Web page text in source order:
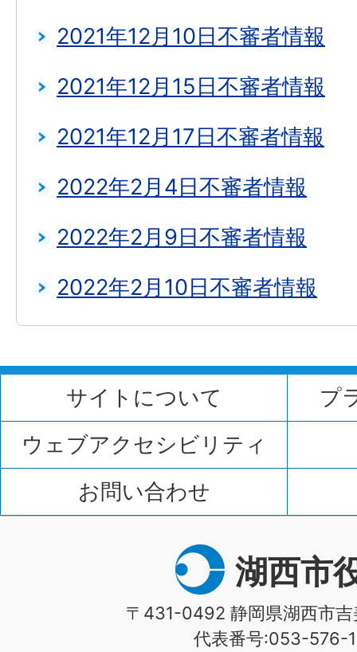
2021年12月10日不審者情報
2021年12月15日不審者情報
2021年12月17日不審者情報
2022年2月4日不審者情報
2022年2月9日不審者情報
2022年2月10日不審者情報
サイトについて
プ
ウェブアクセシビリティ
お問い合わせ
湖西市
〒431-0492 静岡県湖西市
代表番号:053-576-